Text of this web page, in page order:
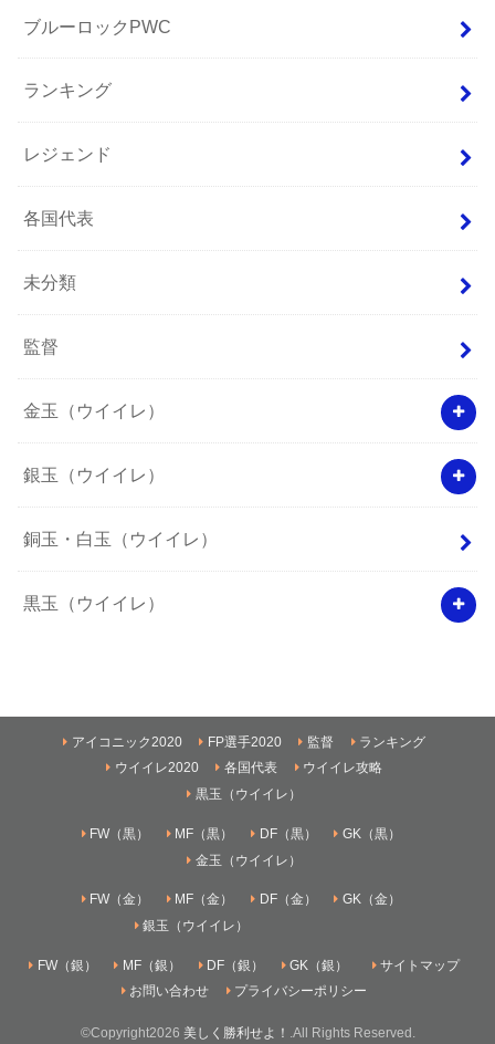
ブルーロックPWC
ランキング
レジェンド
各国代表
未分類
監督
金玉（ウイイレ）
銀玉（ウイイレ）
銅玉・白玉（ウイイレ）
黒玉（ウイイレ）
アイコニック2020 FP選手2020 監督
ランキング
ウイイレ2020
各国代表
ウイイレ攻略
黒玉（ウイイレ）
FW（黒） MF（黒） DF（黒）
GK（黒）
金玉（ウイイレ）
FW（金） MF（金） DF（金）
GK（金）
銀玉（ウイイレ）
FW（銀） MF（銀） DF（銀） GK（銀）
サイトマップ
お問い合わせ
プライバシーポリシー
©Copyright2026 美しく勝利せよ！ .All Rights Reserved.